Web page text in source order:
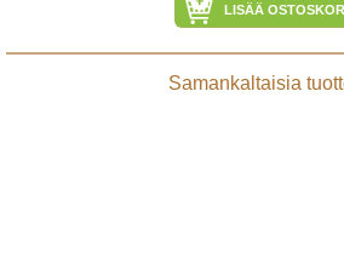
LISÄÄ
Samankaltaisia